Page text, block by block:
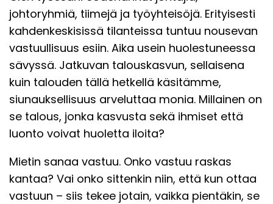
johtoryhmiä, tiimejä ja työyhteisöjä. Erityisesti
kahdenkeskisissä tilanteissa tuntuu nousevan
vastuullisuus esiin. Aika usein huolestuneessa
sävyssä. Jatkuvan talouskasvun, sellaisena
kuin talouden tällä hetkellä käsitämme,
siunauksellisuus arveluttaa monia. Millainen on
se talous, jonka kasvusta sekä ihmiset että
luonto voivat huoletta iloita?
Mietin sanaa vastuu. Onko vastuu raskas
kantaa? Vai onko sittenkin niin, että kun ottaa
vastuun – siis tekee jotain, vaikka pientäkin, se